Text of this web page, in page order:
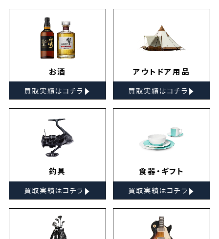
お酒
買取実績はコチラ ▸
アウトドア用品
買取実績はコチラ ▸
釣具
買取実績はコチラ ▸
食器・ギフト
買取実績はコチラ ▸